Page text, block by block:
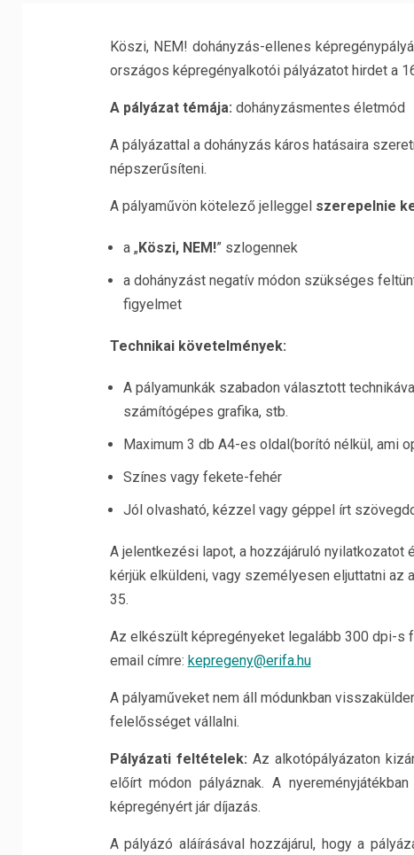
Köszi, NEM! dohányzás-ellenes
országos képregényalkotói pályázatot hirdet a
A pályázat témája: dohányzásmentes életmód
A pályázattal a dohányzás káros hatásaira
népszerűsíteni.
A pályaművön kötelező jelleggel szerepelnie
a „Köszi, NEM!” szlogennek
a dohányzást negatív módon szükséges
figyelmet
Technikai követelmények:
A pályamunkák szabadon választott
számítógépes grafika, stb.
Maximum 3 db A4-es oldal(borító nélkül, ami
Színes vagy fekete-fehér
Jól olvasható, kézzel vagy géppel írt
A jelentkezési lapot, a hozzájáruló
kérjük elküldeni, vagy személyesen eljuttatni az
35.
Az elkészült képregényeket legalább 300 dpi-s
email címre: kepregeny@erifa.hu
A pályaműveket nem áll módunkban
felelősséget vállalni.
Pályázati feltételek: Az alkotópályázaton
előírt módon pályáznak. A
képregényért jár díjazás.
A pályázó aláírásával hozzájárul, hogy a